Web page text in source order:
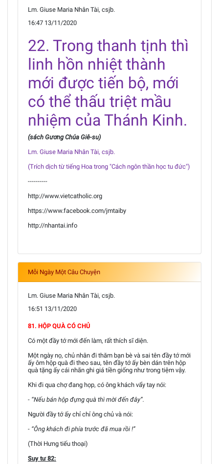
Lm. Giuse Maria Nhân Tài, csjb.
16:47 13/11/2020
22. Trong thanh tịnh thì
linh hồn nhiệt thành
mới được tiến bộ, mới
có thể thấu triệt mầu
nhiệm của Thánh Kinh.
(sách Gương Chúa Giê-su)
Lm. Giuse Maria Nhân Tài, csjb.
(Trích dịch từ tiếng Hoa trong "Cách ngôn thần học tu đức")
----------
http://www.vietcatholic.org
https://www.facebook.com/jmtaiby
http://nhantai.info
Mỗi Ngày Một Câu Chuyện
Lm. Giuse Maria Nhân Tài, csjb.
16:51 13/11/2020
81. HỘP QUÀ CÓ CHỦ
Có một đầy tớ mới đến làm, rất thích sĩ diện.
Một ngày nọ, chủ nhân đi thăm bạn bè và sai tên đầy tớ mới
ấy ôm hộp quà đi theo sau, tên đầy tớ ấy bèn dán trên hộp
quà tặng ấy cái nhãn ghi giá tiền giống như trong tiệm vậy.
Khi đi qua chợ đang họp, có ông khách vẩy tay nói:
- “Nếu bán hộp đựng quà thì mời đến đây”.
Người đầy tớ ấy chỉ chỉ ông chủ và nói:
- “Ông khách đi phía trước đã mua rồi !”
(Thời Hưng tiếu thoại)
Suy tư 82: